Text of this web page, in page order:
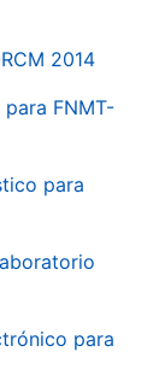
2014
FNMT-
para
para